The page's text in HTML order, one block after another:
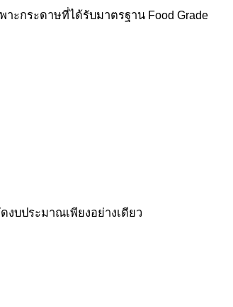
ะกระดาษที่ได้รับมาตรฐาน Food Grade
งบประมาณเพียงอย่างเดียว